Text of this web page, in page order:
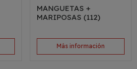
MANGUETAS +
MARIPOSAS (112)
Más información